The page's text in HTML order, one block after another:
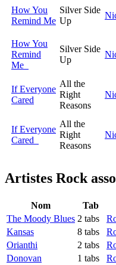
How You
Remind Me
Silver Side
Up
How You
Remind
Me
Silver Side
Up
If Everyone
Cared
All the
Right
Reasons
If Everyone
Cared
All the
Right
Reasons
Artistes Rock
Nom Tab
The Moody Blues 2 tabs
Kansas
8 tabs
Orianthi
2 tabs
Donovan
1 tabs